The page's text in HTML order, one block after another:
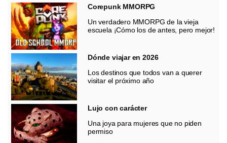
Corepunk MMORPG
Un verdadero MMORPG de la vieja
escuela ¡Cómo los de antes, pero mejor!
Dónde viajar en 2026
Los destinos que todos van a querer
visitar el próximo año
Lujo con carácter
Una joya para mujeres que no piden
permiso